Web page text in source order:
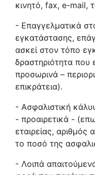
κινητό, fax, e-mail,
- Επαγγελματικά
εγκατάστασης,
ασκεί στον τόπο
δραστηριότητα που
προσωρινά –
επικράτεια).
- Ασφαλιστική
- προαιρετικά -
εταιρείας, αριθμός
το ποσό της
- Λοιπά